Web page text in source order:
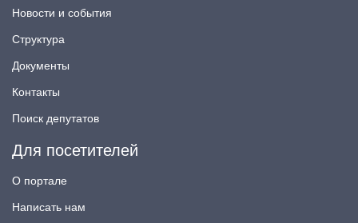
Новости и события
Структура
Документы
Контакты
Поиск депутатов
Для посетителей
О портале
Написать нам